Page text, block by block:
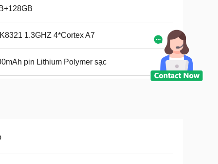
1.3GHZ 4*Cortex A7
pin Lithium Polymer sạc